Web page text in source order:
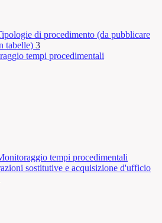
di procedimento (da pubblicare
tabelle) 3
tempi procedimentali
tempi procedimentali
sostitutive e acquisizione d'ufficio